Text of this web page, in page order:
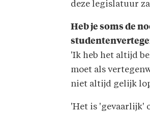
deze legislatuur
Heb je soms de
'Ik heb het altijd
moet als
niet altijd gelijk
'Het is 'gevaarlijk'